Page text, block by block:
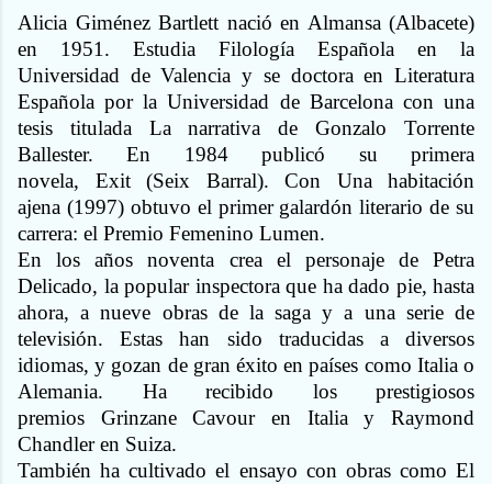
Alicia Giménez Bartlett nació en Almansa (Albacete)
en 1951. Estudia Filología Española en la
Universidad de Valencia y se doctora en Literatura
Española por la Universidad de Barcelona con una
tesis titulada La narrativa de Gonzalo Torrente
Ballester. En 1984 publicó su primera
novela, Exit (Seix Barral). Con Una habitación
ajena (1997) obtuvo el primer galardón literario de su
carrera: el Premio Femenino Lumen.
En los años noventa crea el personaje de Petra
Delicado, la popular inspectora que ha dado pie, hasta
ahora, a nueve obras de la saga y a una serie de
televisión. Estas han sido traducidas a diversos
idiomas, y gozan de gran éxito en países como Italia o
Alemania. Ha recibido los prestigiosos
premios Grinzane Cavour en Italia y Raymond
Chandler en Suiza.
También ha cultivado el ensayo con obras como El